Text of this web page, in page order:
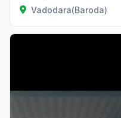
Vadodara(Baroda)